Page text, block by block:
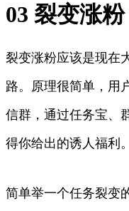
03 裂变涨粉
裂变涨粉应该是现在
路。原理很简单，用
信群，通过任务宝、
得你给出的诱人福利。
简单举一个任务裂变